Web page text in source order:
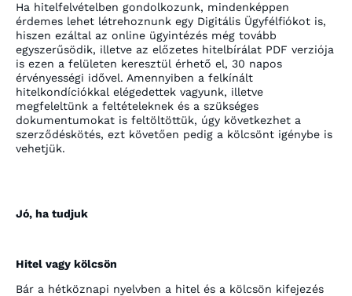
Ha hitelfelvételben gondolkozunk, mindenképpen
érdemes lehet létrehoznunk egy Digitális Ügyfélfiókot is,
hiszen ezáltal az online ügyintézés még tovább
egyszerűsödik, illetve az előzetes hitelbírálat PDF verziója
is ezen a felületen keresztül érhető el, 30 napos
érvényességi idővel. Amennyiben a felkínált
hitelkondíciókkal elégedettek vagyunk, illetve
megfeleltünk a feltételeknek és a szükséges
dokumentumokat is feltöltöttük, úgy következhet a
szerződéskötés, ezt követően pedig a kölcsönt igénybe is
vehetjük.
Jó, ha tudjuk
Hitel vagy kölcsön
Bár a hétköznapi nyelvben a hitel és a kölcsön kifejezés